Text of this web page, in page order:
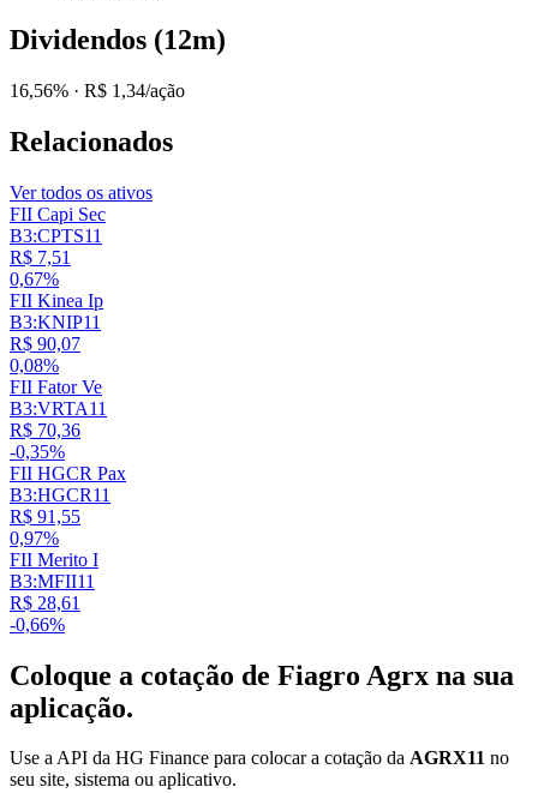
Dividendos (12m)
16,56% · R$ 1,34/ação
Relacionados
Ver todos os ativos
FII Capi Sec
B3:CPTS11
R$ 7,51
0,67%
FII Kinea Ip
B3:KNIP11
R$ 90,07
0,08%
FII Fator Ve
B3:VRTA11
R$ 70,36
-0,35%
FII HGCR Pax
B3:HGCR11
R$ 91,55
0,97%
FII Merito I
B3:MFII11
R$ 28,61
-0,66%
Coloque a cotação de Fiagro Agrx na sua
aplicação.
Use a API da HG Finance para colocar a cotação da AGRX11 no
seu site, sistema ou aplicativo.